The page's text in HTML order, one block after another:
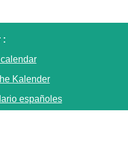
:
Kalender
españoles